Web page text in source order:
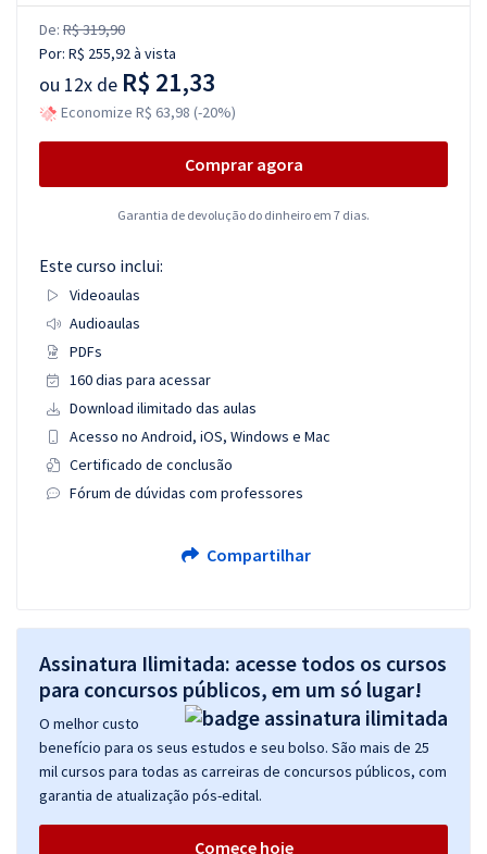
De: R$ 319,90
Por: R$ 255,92à vista
ou 12x de R$ 21,33
Economize R$ 63,98 (-20%)
Comprar agora
Garantia de devolução do dinheiro em 7 dias.
Este curso inclui:
Videoaulas
Audioaulas
PDFs
160 dias para acessar
Download ilimitado das aulas
Acesso no Android, iOS, Windows e Mac
Certificado de conclusão
Fórum de dúvidas com professores
Compartilhar
Assinatura Ilimitada: acesse todos os cursos
para concursos públicos, em um só lugar!
O melhor custo
benefício para os seus estudos e seu bolso. São mais de 25
mil cursos para todas as carreiras de concursos públicos, com
garantia de atualização pós-edital.
Comece hoje